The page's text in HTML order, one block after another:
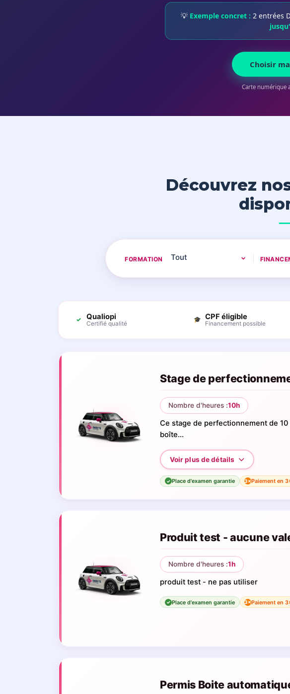
💡 Exemple concret : 2 entrées
Choisir
Carte numérique
Découvrez
FORMATION
✓ Qualiopi
Certifié qualité
🎓 CPF éligible
Financement possible
Stage de
Nombre d'heures :10h
Ce stage de perfectionnement de
boîte...
✓ Place d'examen garantie 3×Paiement en
Produit test - aucune
Nombre d'heures :1h
produit test - ne pas utiliser
✓ Place d'examen garantie 3×Paiement en
Permis Boite